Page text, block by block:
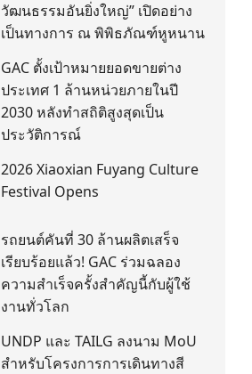
วัฒนธรรมอันยิ่งใหญ่” เปิดอย่าง
เป็นทางการ ณ พิพิธภัณฑ์หูหนาน
GAC ตั้งเป้าหมายยอดขายต่าง
ประเทศ 1 ล้านหน่วยภายในปี
2030 หลังทำสถิติสูงสุดเป็น
ประวัติการณ์
2026 Xiaoxian Fuyang Culture
Festival Opens
รถยนต์คันที่ 30 ล้านผลิตเสร็จ
เรียบร้อยแล้ว! GAC ร่วมฉลอง
ความสำเร็จครั้งสำคัญนี้กับผู้ใช้
งานทั่วโลก
UNDP และ TAILG ลงนาม MoU
สำหรับโครงการการเดินทางสี